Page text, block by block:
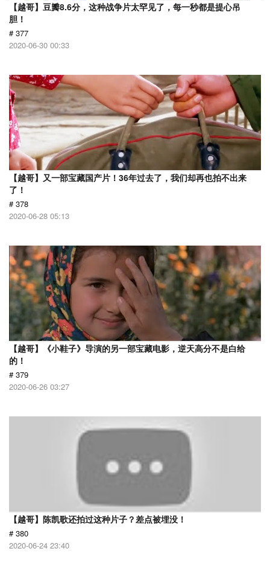
【越哥】豆瓣8.6分，这种战争片太罕见了，每一秒都是提心吊
胆！
# 377
2020-06-30 00:33
【越哥】又一部宝藏国产片！36年过去了，我们却再也拍不出来
了！
# 378
2020-06-28 05:13
【越哥】《小鞋子》导演的另一部宝藏电影，逆天高分不是白给
的！
# 379
2020-06-26 03:27
【越哥】陈凯歌还拍过这种片子？差点被埋没！
# 380
2020-06-24 23:40